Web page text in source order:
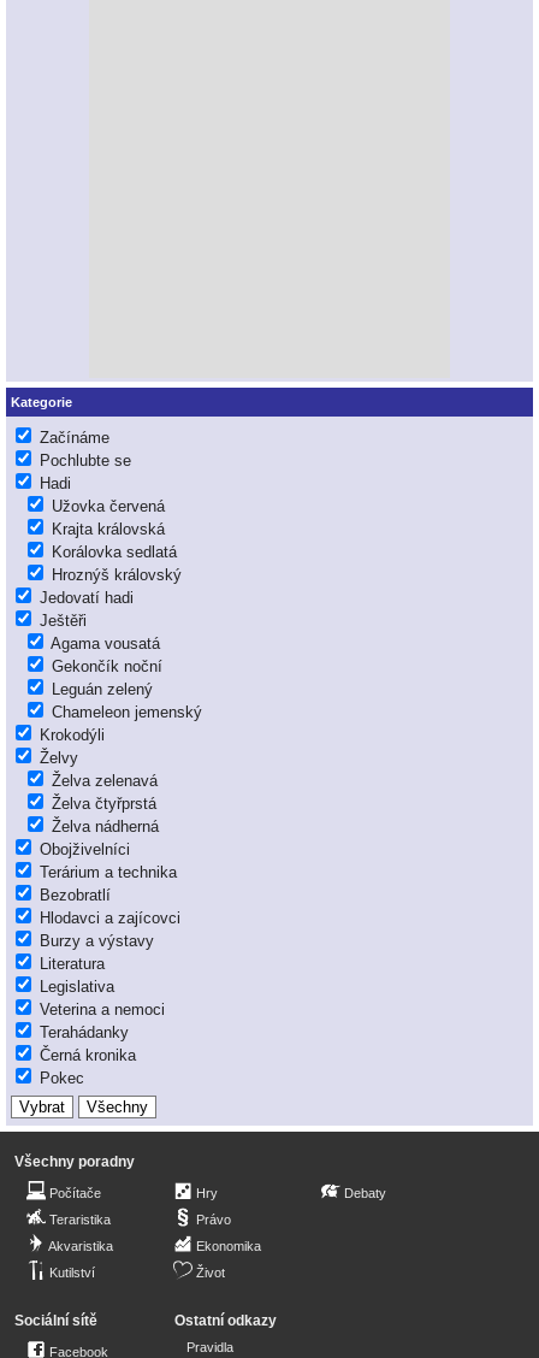
Kategorie
Začínáme
Pochlubte se
Hadi
Užovka červená
Krajta královská
Korálovka sedlatá
Hroznýš královský
Jedovatí hadi
Ještěři
Agama vousatá
Gekončík noční
Leguán zelený
Chameleon jemenský
Krokodýli
Želvy
Želva zelenavá
Želva čtyřprstá
Želva nádherná
Obojživelníci
Terárium a technika
Bezobratlí
Hlodavci a zajícovci
Burzy a výstavy
Literatura
Legislativa
Veterina a nemoci
Terahádanky
Černá kronika
Pokec
Všechny poradny
Počítače
Teraristika
Akvaristika
Kutilství
Hry
Právo
Ekonomika
Život
Debaty
Sociální sítě
Facebook
Ostatní odkazy
Pravidla